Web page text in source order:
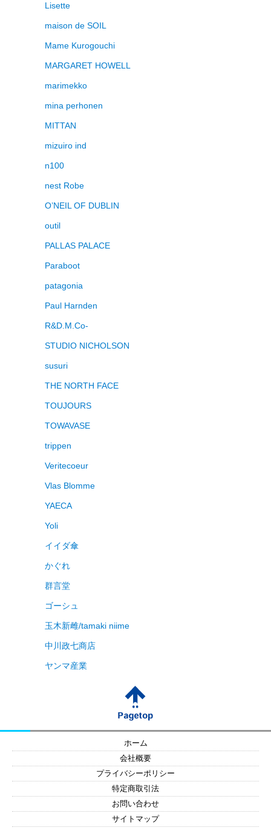
Lisette
maison de SOIL
Mame Kurogouchi
MARGARET HOWELL
marimekko
mina perhonen
MITTAN
mizuiro ind
n100
nest Robe
O’NEIL OF DUBLIN
outil
PALLAS PALACE
Paraboot
patagonia
Paul Harnden
R&D.M.Co-
STUDIO NICHOLSON
susuri
THE NORTH FACE
TOUJOURS
TOWAVASE
trippen
Veritecoeur
Vlas Blomme
YAECA
Yoli
イイダ傘
かぐれ
群言堂
ゴーシュ
玉木新雌/tamaki niime
中川政七商店
ヤンマ産業
ホーム
会社概要
プライバシーポリシー
特定商取引法
お問い合わせ
サイトマップ